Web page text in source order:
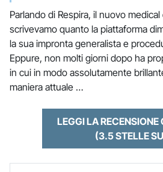
Parlando di Respira, il nuovo
scrivevamo quanto la piattaforma
la sua impronta generalista e
Eppure, non molti giorni dopo ha
in cui in modo assolutamente
maniera attuale …
LEGGI LA
(3.5 STELLE